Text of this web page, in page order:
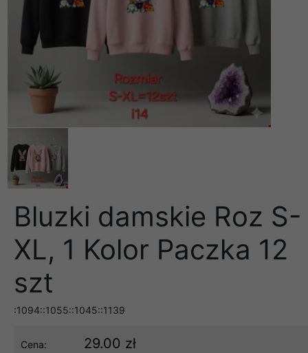
Bluzki damskie Roz S-
XL, 1 Kolor Paczka 12
szt
:1094::1055::1045::1139
Cena: 29.00 zł